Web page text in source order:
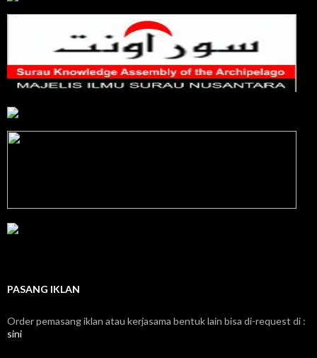
PASANG IKLAN
Order pemasang iklan atau kerjasama bentuk lain bisa di-request di :
sini